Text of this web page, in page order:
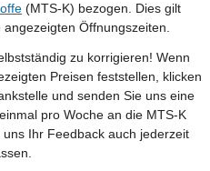
(MTS-K) bezogen. Dies gilt
Öffnungszeiten.
zu korrigieren! Wenn
Preisen feststellen, klicken
und senden Sie uns eine
pro Woche an die MTS-K
Ihr Feedback auch jederzeit